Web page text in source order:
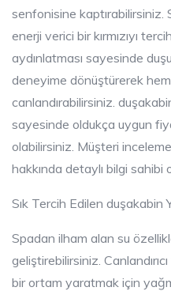
senfonisine
enerji verici bir kırmızıyı
aydınlatması sayesinde
deneyime dönüştürerek
canlandırabilirsiniz.
sayesinde oldukça uygun
olabilirsiniz. Müşteri
hakkında detaylı bilgi sahibi
Sık Tercih Edilen duşakabin
Spadan ilham alan su
geliştirebilirsiniz.
bir ortam yaratmak için